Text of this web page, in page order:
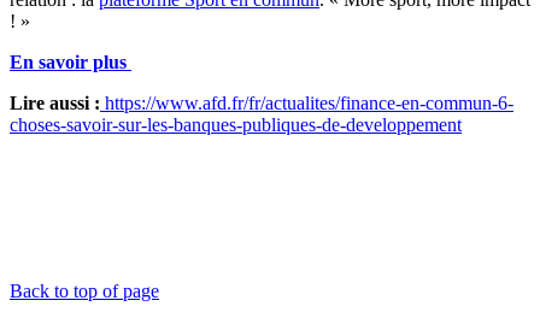
! »
En savoir plus
Lire aussi : https://www.afd.fr/fr/actualites/finance-en-commun-6-
choses-savoir-sur-les-banques-publiques-de-developpement
Back to top of page